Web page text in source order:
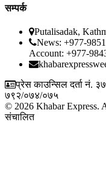
सम्पर्क
Putalisadak,
News: +977-
Account: +977-
प्रेस काउन्सिल दर्ता नं.
७९२/०७४/०७५
© 2026 Khabar Express.
संचालित